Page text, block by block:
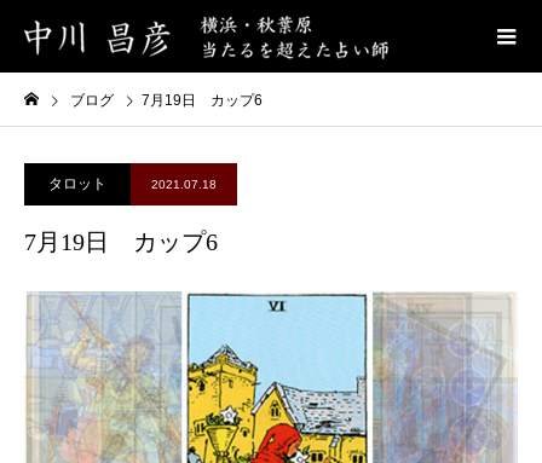
ブログ 7月19日 カップ6
タロット 2021.07.18
7月19日 カップ6